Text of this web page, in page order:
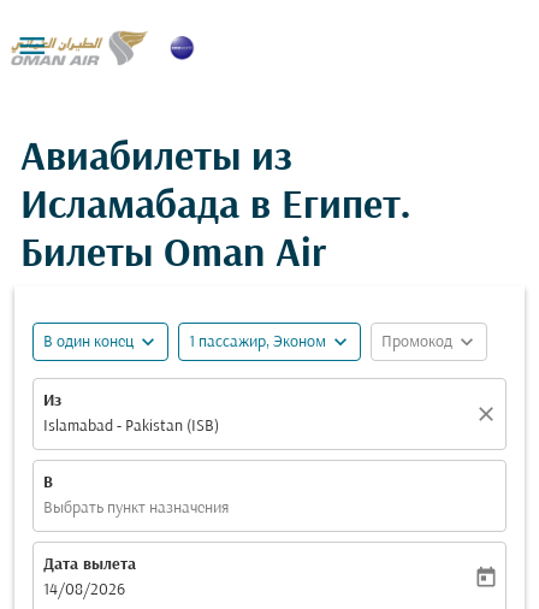

Авиабилеты из
Исламабада в Египет.
Билеты Oman Air
В один конец expand_more 1 пассажир, Эконом expand_more Промокод expand_more
Из
Islamabad - Pakistan (ISB)
close
В
Выбрать пункт назначения
Дата вылета
fc-booking-departure-date-aria-label
14/08/2026
today